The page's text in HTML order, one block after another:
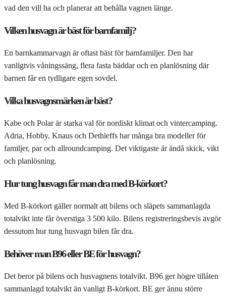
vad den vill ha och planerar att behålla vagnen länge.
Vilken husvagn är bäst för barnfamilj?
En barnkammarvagn är oftast bäst för barnfamiljer. Den har
vanligtvis våningssäng, flera fasta bäddar och en planlösning där
barnen får en tydligare egen sovdel.
Vilka husvagnsmärken är bäst?
Kabe och Polar är starka val för nordiskt klimat och vintercamping.
Adria, Hobby, Knaus och Dethleffs har många bra modeller för
familjer, par och allroundcamping. Det viktigaste är ändå skick, vikt
och planlösning.
Hur tung husvagn får man dra med B-körkort?
Med B-körkort gäller normalt att bilens och släpets sammanlagda
totalvikt inte får överstiga 3 500 kilo. Bilens registreringsbevis avgör
dessutom hur tung husvagn bilen får dra.
Behöver man B96 eller BE för husvagn?
Det beror på bilens och husvagnens totalvikt. B96 ger högre tillåten
sammanlagd totalvikt än vanligt B-körkort. BE ger ännu större